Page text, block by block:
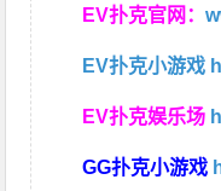
EV扑克官网：
EV扑克小游戏
EV扑克娱乐场
GG扑克小游戏